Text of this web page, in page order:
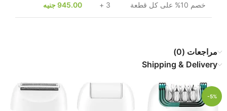
خصم 10% على كل قطعة 3 +
945.00جنيه
مراجعات (0)
Shipping & Delivery
-5%